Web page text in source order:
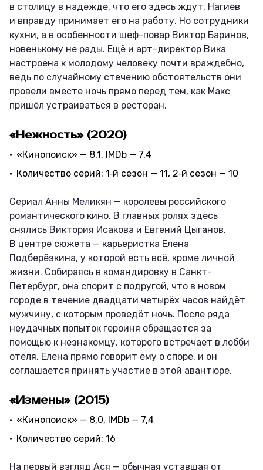
в столицу в надежде, что его здесь ждут. Нагиев
и вправду принимает его на работу. Но сотрудники
кухни, а в особенности шеф-повар Виктор Баринов,
новенькому не рады. Ещё и арт-директор Вика
настроена к молодому человеку почти враждебно,
ведь по случайному стечению обстоятельств они
провели вместе ночь прямо перед тем, как Макс
пришёл устраиваться в ресторан.
«Нежность» (2020)
«Кинопоиск» — 8,1, IMDb — 7,4
Количество серий: 1‑й сезон — 11, 2‑й сезон — 10
Сериал Анны Меликян — королевы российского
романтического кино. В главных ролях здесь
снялись Виктория Исакова и Евгений Цыганов.
В центре сюжета — карьеристка Елена
Подберёзкина, у которой есть всё, кроме личной
жизни. Собираясь в командировку в Санкт-
Петербург, она спорит с подругой, что в новом
городе в течение двадцати четырёх часов найдёт
мужчину, с которым проведёт ночь. После ряда
неудачных попыток героиня обращается за
помощью к незнакомцу, которого встречает в лобби
отеля. Елена прямо говорит ему о споре, и он
соглашается принять участие в этой авантюре.
«Измены» (2015)
«Кинопоиск» — 8,0, IMDb — 7,4
Количество серий: 16
На первый взгляд Ася — обычная уставшая от